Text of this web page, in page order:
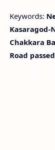
Keywords:
Kasaragod-
Chakkara
Road